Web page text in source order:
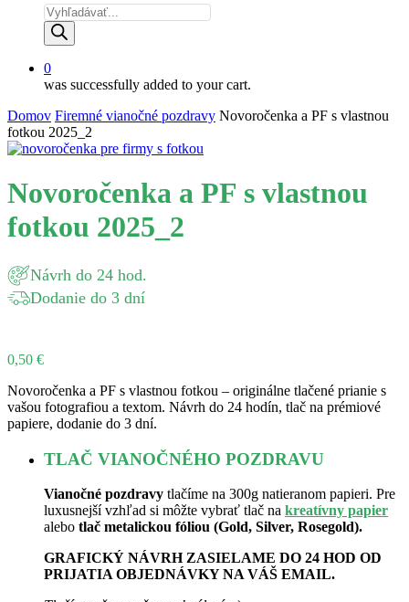
Products
search
0
was successfully added to your cart.
Domov Firemné vianočné pozdravy Novoročenka a PF s vlastnou
fotkou 2025_2
Novoročenka a PF s vlastnou
fotkou 2025_2
Návrh do 24 hod.
Dodanie do 3 dní
0,50 €
Novoročenka a PF s vlastnou fotkou – originálne tlačené prianie s
vašou fotografiou a textom. Návrh do 24 hodín, tlač na prémiové
papiere, dodanie do 3 dní.
TLAČ VIANOČNÉHO POZDRAVU
Vianočné pozdravy tlačíme na 300g natieranom papieri. Pre
luxusnejší vzhľad si môžte vybrať tlač na kreatívny papier
alebo tlač metalickou fóliou (Gold, Silver, Rosegold).
GRAFICKÝ NÁVRH ZASIELAME DO 24 HOD OD
PRIJATIA OBJEDNÁVKY NA VÁŠ EMAIL.